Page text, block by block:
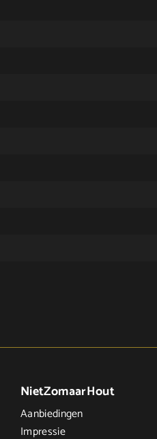
NietZomaarHout
Aanbiedingen
Impressie